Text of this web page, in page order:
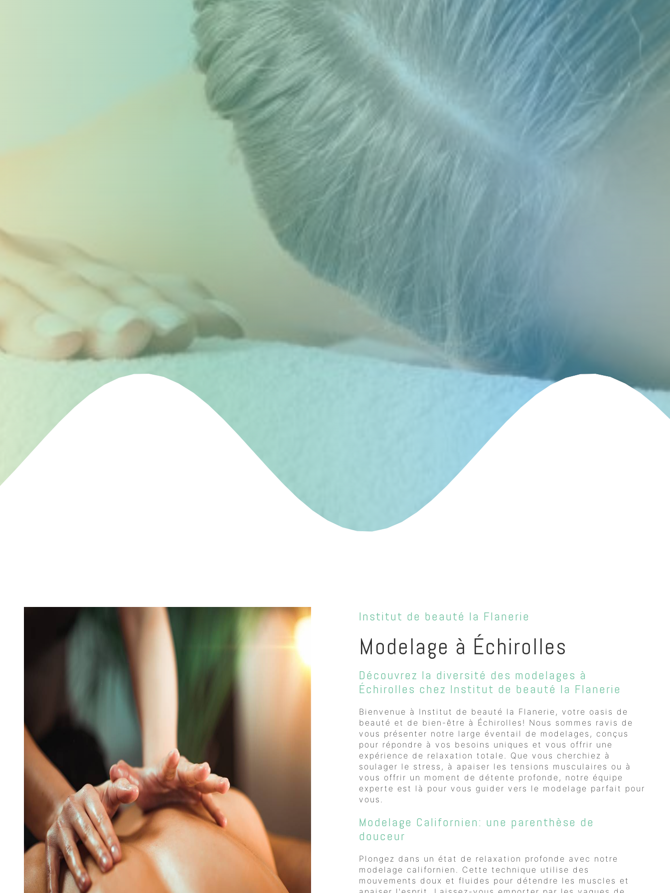
Institut de beauté la Flanerie
Modelage à Échirolles
Découvrez la diversité des modelages à
Échirolles chez Institut de beauté la Flanerie
Bienvenue à Institut de beauté la Flanerie, votre oasis de
beauté et de bien-être à Échirolles! Nous sommes ravis de
vous présenter notre large éventail de modelages, conçus
pour répondre à vos besoins uniques et vous offrir une
expérience de relaxation totale. Que vous cherchiez à
soulager le stress, à apaiser les tensions musculaires ou à
vous offrir un moment de détente profonde, notre équipe
experte est là pour vous guider vers le modelage parfait pour
vous.
Modelage Californien: une parenthèse de
douceur
Plongez dans un état de relaxation profonde avec notre
modelage californien. Cette technique utilise des
mouvements doux et fluides pour détendre les muscles et